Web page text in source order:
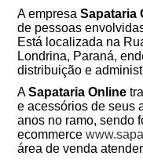
A empresaSapataria
de pessoas
Está localizada na
Londrina, Paraná,
distribuição e
ASapataria Online
e acessórios de seus
anos no ramo, sendo
ecommerce
área de venda